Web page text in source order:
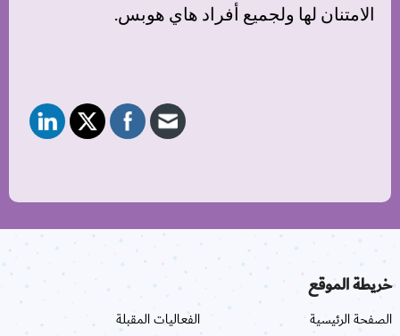
الامتنان لها ولجميع أفراد هاي هوبس.
خريطة الموقع
الصفحة الرئيسية
الفعاليات المقبلة